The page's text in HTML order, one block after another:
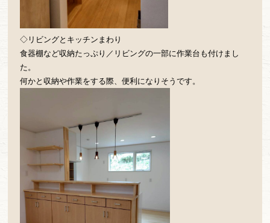
◇リビングとキッチンまわり
食器棚など収納たっぷり／リビングの一部に作業台も付けまし
た。
何かと収納や作業をする際、便利になりそうです。